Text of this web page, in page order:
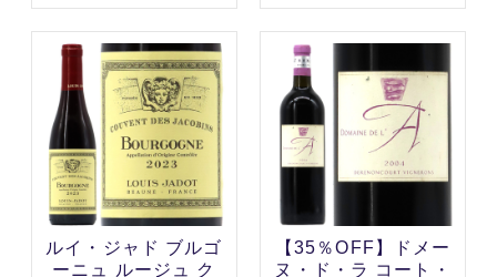
ルイ・ジャド ブルゴ
ーニュ ルージュ ク
【35％OFF】ドメー
ヌ・ド・ラ コート・